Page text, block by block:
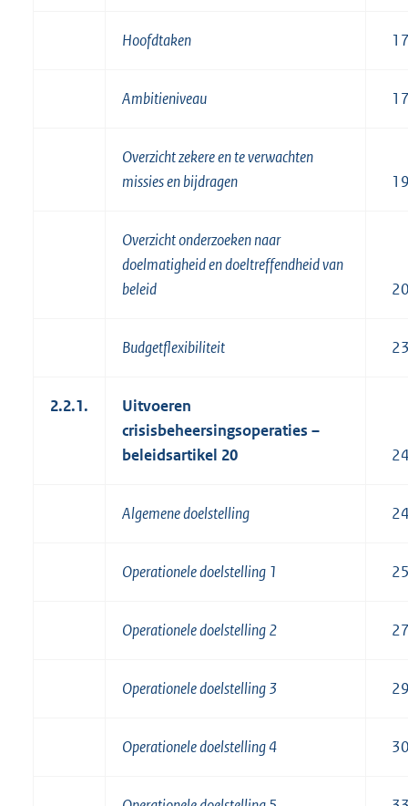
Hoofdtaken
Ambitieniveau
Overzicht zekere en te verwachten
missies en bijdragen
Overzicht onderzoeken naar
doelmatigheid en doeltreffendheid van
beleid
Budgetflexibiliteit
2.2.1.
Uitvoeren
crisisbeheersingsoperaties –
beleidsartikel 20
Algemene doelstelling
Operationele doelstelling 1
Operationele doelstelling 2
Operationele doelstelling 3
Operationele doelstelling 4